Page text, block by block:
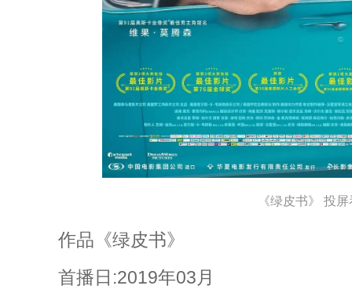
《绿皮书》 投屏
作品《绿皮书》
首播日:2019年03月